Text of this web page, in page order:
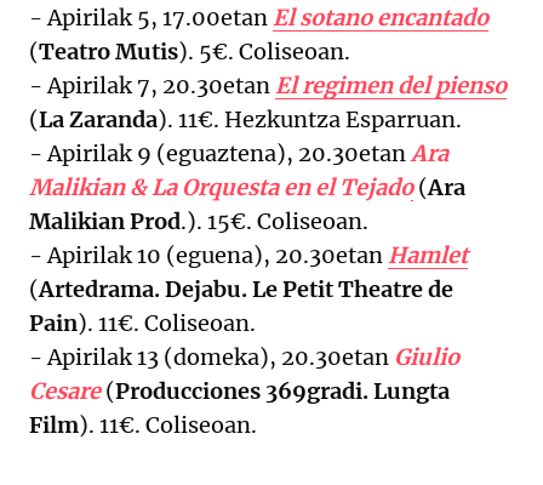
- Apirilak 5, 17.00etanEl sotano encantado
(Teatro Mutis). 5€. Coliseoan.
- Apirilak 7, 20.30etanEl regimen del pienso
(La Zaranda). 11€. Hezkuntza Esparruan.
- Apirilak 9 (eguaztena), 20.30etanAra
Malikian & La Orquesta en el Tejado(Ara
Malikian Prod.). 15€. Coliseoan.
- Apirilak 10 (eguena), 20.30etan Hamlet
(Artedrama. Dejabu. Le Petit Theatre de
Pain). 11€. Coliseoan.
- Apirilak 13 (domeka), 20.30etan Giulio
Cesare(Producciones 369gradi. Lungta
Film). 11€. Coliseoan.